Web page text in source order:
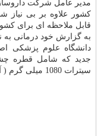
مدیر عامل شركت داروسازی
كشور علاوه بر بی نیاز
قابل ملاحظه ای برای
به گزارش خود درمانی به
دانشگاه علوم پزشكی
جدید كه شامل قطره
سیترات 1080 میلی گرم ( آلكانف) است رونمایی گردید.